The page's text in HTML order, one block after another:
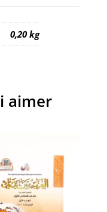
0,20 kg
aimer